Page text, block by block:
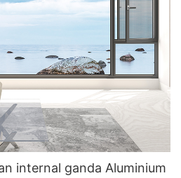
internal ganda Aluminium